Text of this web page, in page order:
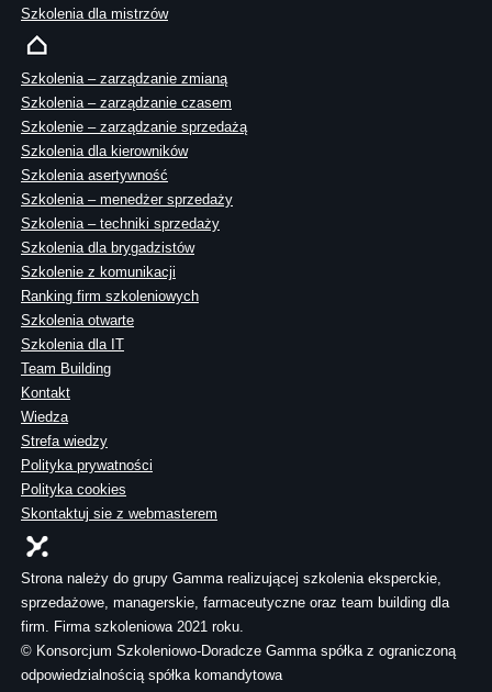
Szkolenia dla mistrzów
Szkolenia – zarządzanie zmianą
Szkolenia – zarządzanie czasem
Szkolenie – zarządzanie sprzedażą
Szkolenia dla kierowników
Szkolenia asertywność
Szkolenia – menedżer sprzedaży
Szkolenia – techniki sprzedaży
Szkolenia dla brygadzistów
Szkolenie z komunikacji
Ranking firm szkoleniowych
Szkolenia otwarte
Szkolenia dla IT
Team Building
Kontakt
Wiedza
Strefa wiedzy
Polityka prywatności
Polityka cookies
Skontaktuj sie z webmasterem
Strona należy do grupy Gamma realizującej szkolenia eksperckie,
sprzedażowe, managerskie, farmaceutyczne oraz team building dla
firm. Firma szkoleniowa 2021 roku.
© Konsorcjum Szkoleniowo-Doradcze Gamma spółka z ograniczoną
odpowiedzialnością spółka komandytowa